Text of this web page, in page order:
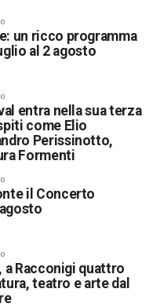
un ricco programma
al 2 agosto
entra nella sua terza
come Elio
Perissinotto,
Formenti
il Concerto
a Racconigi quattro
teatro e arte dal